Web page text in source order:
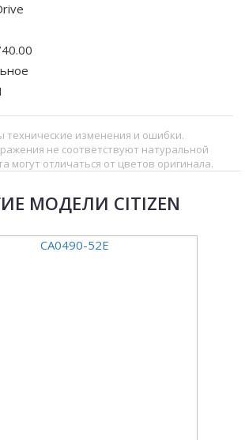
технические изменения и ошибки.
не соответствуют натуральной
могут отличаться от цветов оригинала.
МОДЕЛИ CITIZEN